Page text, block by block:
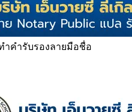
ำคำรับรองลายมือชื่อ